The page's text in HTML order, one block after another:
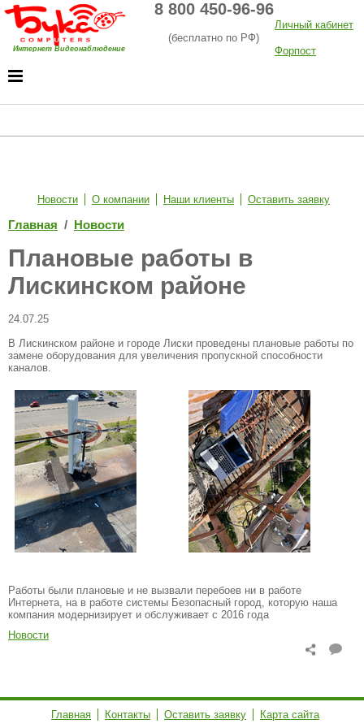
Интернет Видеонаблюдение
8 800 450-96-96
(бесплатно по РФ)
Личный кабинет
Форпост
Новости О компании Наши клиенты Оставить заявку
Главная / Новости
Плановые работы в
Лискинском районе
24.07.25
В Лискинском районе и городе Лиски проведены плановые работы по
замене оборудования для увеличения пропускной способности
каналов.
Работы были плановые и не вызвали перебоев ни в работе
Интернета, на в работе системы Безопасный город, которую наша
компания модернизирует и обслуживает с 2016 года
Новости
Главная Контакты Оставить заявку Карта сайта